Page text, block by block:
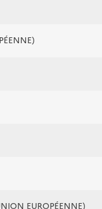
EUROPÉENNE)